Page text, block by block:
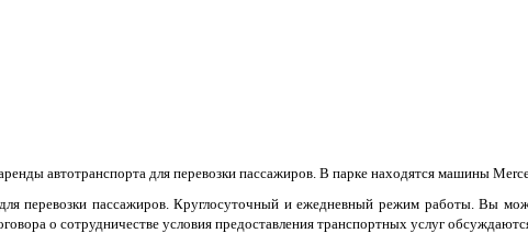
автотранспорта для перевозки пассажиров. В парке находятся машины
перевозки пассажиров. Круглосуточный и ежедневный режим работы. Вы
о сотрудничестве условия предоставления транспортных услуг